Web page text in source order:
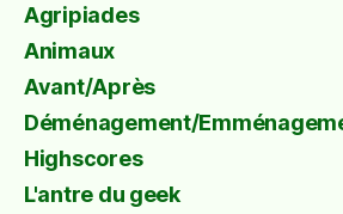
Agripiades
Animaux
Avant/Après
Déménagement/
Highscores
L'antre du geek